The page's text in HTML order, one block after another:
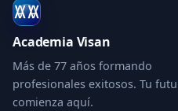
Academia Visan
Más de 77 años formando
profesionales exitosos. Tu
comienza aquí.